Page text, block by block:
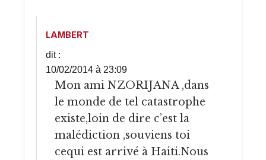
LAMBERT
dit :
10/02/2014 à 23:09
Mon ami NZORIJANA ,dans
le monde de tel catastrophe
existe,loin de dire c’est la
malédiction ,souviens toi
cequi est arrivé à Haiti.Nous